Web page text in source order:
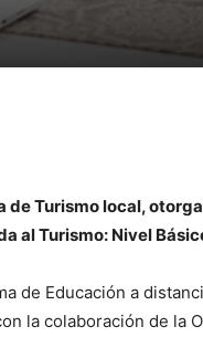
de Turismo local,
al Turismo: Nivel
de Educación a
la colaboración de la